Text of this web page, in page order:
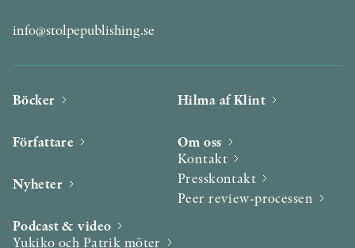
info@stolpepublishing.se
Böcker
Författare
Nyheter
Podcast & video
Yukiko och Patrik möter
Hilma af Klint
Om oss
Kontakt
Presskontakt
Peer review-processen